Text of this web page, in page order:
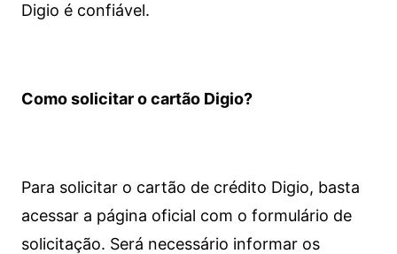
Digio é confiável.
Como solicitar o cartão Digio?
Para solicitar o cartão de crédito Digio, basta
acessar a página oficial com o formulário de
solicitação. Será necessário informar os